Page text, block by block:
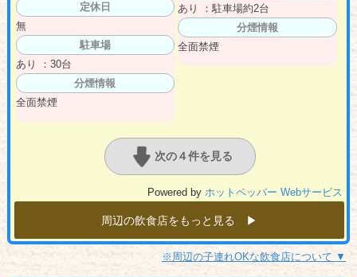
定休日
無
駐車場
あり ：30台
分煙情報
全面禁煙
あり ：駐車場約2台
分煙情報
全面禁煙
次の４件を見る
Powered by ホットペッパー Webサービス
周辺の飲食店をもっと見る ▶︎
※周辺の子連れOKな飲食店について ▼